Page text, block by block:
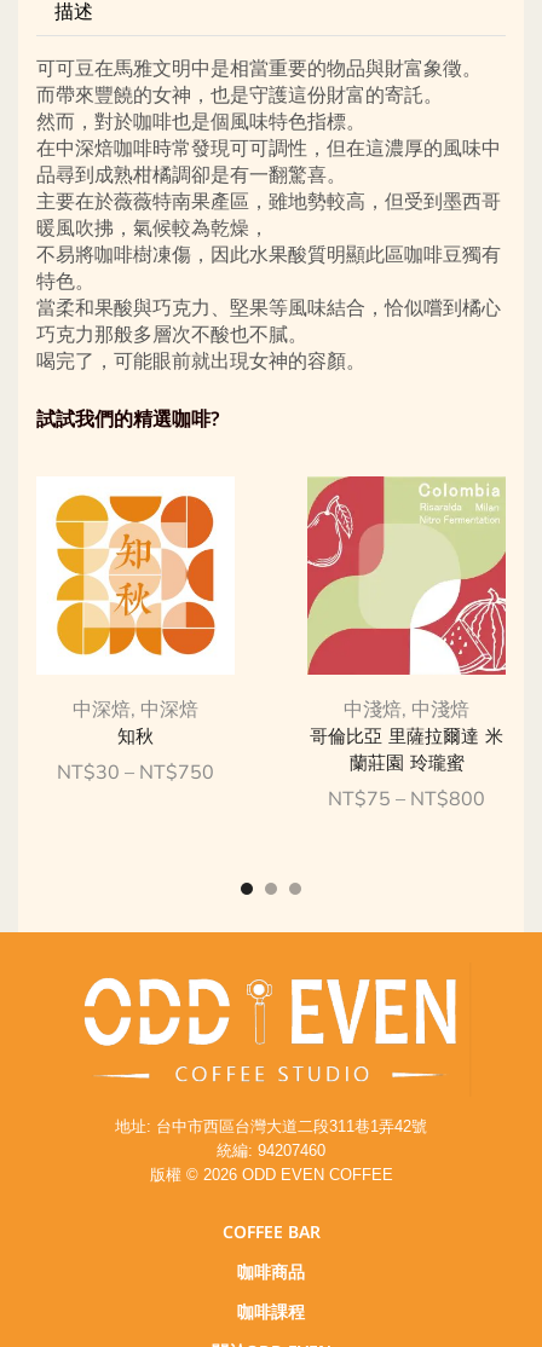
描述
可可豆在馬雅文明中是相當重要的物品與財富象徵。
而帶來豐饒的女神，也是守護這份財富的寄託。
然而，對於咖啡也是個風味特色指標。
在中深焙咖啡時常發現可可調性，但在這濃厚的風味中
品尋到成熟柑橘調卻是有一翻驚喜。
主要在於薇薇特南果產區，雖地勢較高，但受到墨西哥
暖風吹拂，氣候較為乾燥，
不易將咖啡樹凍傷，因此水果酸質明顯此區咖啡豆獨有
特色。
當柔和果酸與巧克力、堅果等風味結合，恰似嚐到橘心
巧克力那般多層次不酸也不膩。
喝完了，可能眼前就出現女神的容顏。
試試我們的精選咖啡?
中深焙, 中深焙
知秋
NT$30 – NT$750
中淺焙, 中淺焙
哥倫比亞 里薩拉爾達 米
蘭莊園 玲瓏蜜
NT$75 – NT$800
地址: 台中市西區台灣大道二段311巷1弄42號
統編: 94207460
版權 © 2026 ODD EVEN COFFEE
COFFEE BAR
咖啡商品
咖啡課程